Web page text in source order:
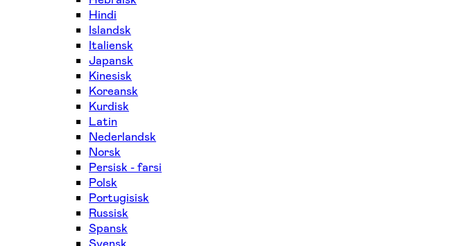
Hindi
Islandsk
Italiensk
Japansk
Kinesisk
Koreansk
Kurdisk
Latin
Nederlandsk
Norsk
Persisk - farsi
Polsk
Portugisisk
Russisk
Spansk